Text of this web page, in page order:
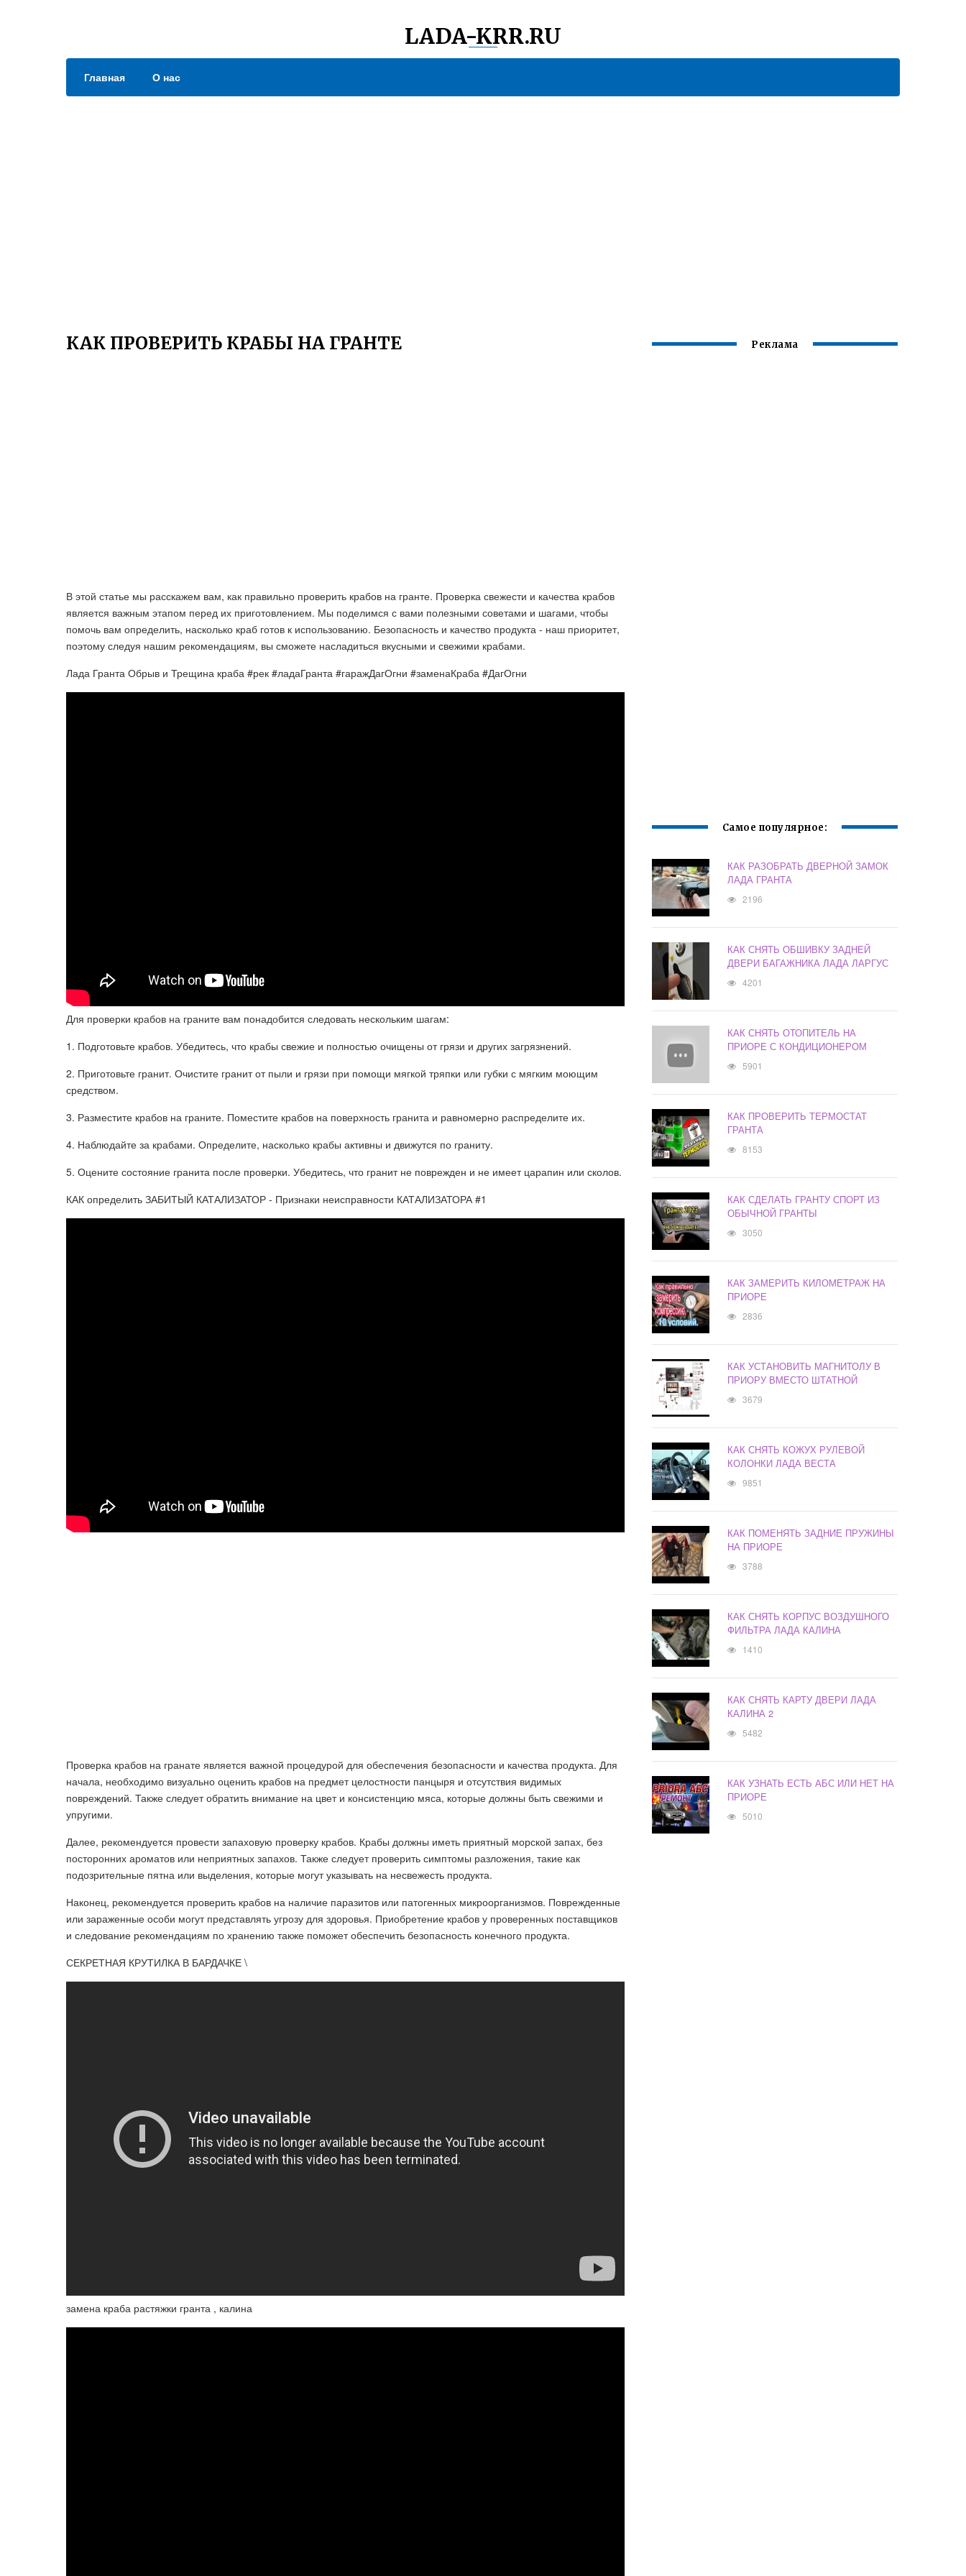
LADA-KRR.RU
Главная О нас
КАК ПРОВЕРИТЬ КРАБЫ НА ГРАНТЕ
В этой статье мы расскажем вам, как правильно проверить крабов на гранте. Проверка свежести и качества крабов
является важным этапом перед их приготовлением. Мы поделимся с вами полезными советами и шагами, чтобы
помочь вам определить, насколько краб готов к использованию. Безопасность и качество продукта - наш приоритет,
поэтому следуя нашим рекомендациям, вы сможете насладиться вкусными и свежими крабами.
Лада Гранта Обрыв и Трещина краба #рек #ладаГранта #гаражДагОгни #заменаКраба #ДагОгни
Для проверки крабов на граните вам понадобится следовать нескольким шагам:
1. Подготовьте крабов. Убедитесь, что крабы свежие и полностью очищены от грязи и других загрязнений.
2. Приготовьте гранит. Очистите гранит от пыли и грязи при помощи мягкой тряпки или губки с мягким моющим
средством.
3. Разместите крабов на граните. Поместите крабов на поверхность гранита и равномерно распределите их.
4. Наблюдайте за крабами. Определите, насколько крабы активны и движутся по граниту.
5. Оцените состояние гранита после проверки. Убедитесь, что гранит не поврежден и не имеет царапин или сколов.
КАК определить ЗАБИТЫЙ КАТАЛИЗАТОР - Признаки неисправности КАТАЛИЗАТОРА #1
Проверка крабов на гранате является важной процедурой для обеспечения безопасности и качества продукта. Для
начала, необходимо визуально оценить крабов на предмет целостности панцыря и отсутствия видимых
повреждений. Также следует обратить внимание на цвет и консистенцию мяса, которые должны быть свежими и
упругими.
Далее, рекомендуется провести запаховую проверку крабов. Крабы должны иметь приятный морской запах, без
посторонних ароматов или неприятных запахов. Также следует проверить симптомы разложения, такие как
подозрительные пятна или выделения, которые могут указывать на несвежесть продукта.
Наконец, рекомендуется проверить крабов на наличие паразитов или патогенных микроорганизмов. Поврежденные
или зараженные особи могут представлять угрозу для здоровья. Приобретение крабов у проверенных поставщиков
и следование рекомендациям по хранению также поможет обеспечить безопасность конечного продукта.
СЕКРЕТНАЯ КРУТИЛКА В БАРДАЧКЕ \
замена краба растяжки гранта , калина
Реклама
Самое популярное:
КАК РАЗОБРАТЬ ДВЕРНОЙ ЗАМОК
ЛАДА ГРАНТА
2196
КАК СНЯТЬ ОБШИВКУ ЗАДНЕЙ
ДВЕРИ БАГАЖНИКА ЛАДА ЛАРГУС
4201
КАК СНЯТЬ ОТОПИТЕЛЬ НА
ПРИОРЕ С КОНДИЦИОНЕРОМ
5901
КАК ПРОВЕРИТЬ ТЕРМОСТАТ
ГРАНТА
8153
КАК СДЕЛАТЬ ГРАНТУ СПОРТ ИЗ
ОБЫЧНОЙ ГРАНТЫ
3050
КАК ЗАМЕРИТЬ КИЛОМЕТРАЖ НА
ПРИОРЕ
2836
КАК УСТАНОВИТЬ МАГНИТОЛУ В
ПРИОРУ ВМЕСТО ШТАТНОЙ
3679
КАК СНЯТЬ КОЖУХ РУЛЕВОЙ
КОЛОНКИ ЛАДА ВЕСТА
9851
КАК ПОМЕНЯТЬ ЗАДНИЕ ПРУЖИНЫ
НА ПРИОРЕ
3788
КАК СНЯТЬ КОРПУС ВОЗДУШНОГО
ФИЛЬТРА ЛАДА КАЛИНА
1410
КАК СНЯТЬ КАРТУ ДВЕРИ ЛАДА
КАЛИНА 2
5482
КАК УЗНАТЬ ЕСТЬ АБС ИЛИ НЕТ НА
ПРИОРЕ
5010